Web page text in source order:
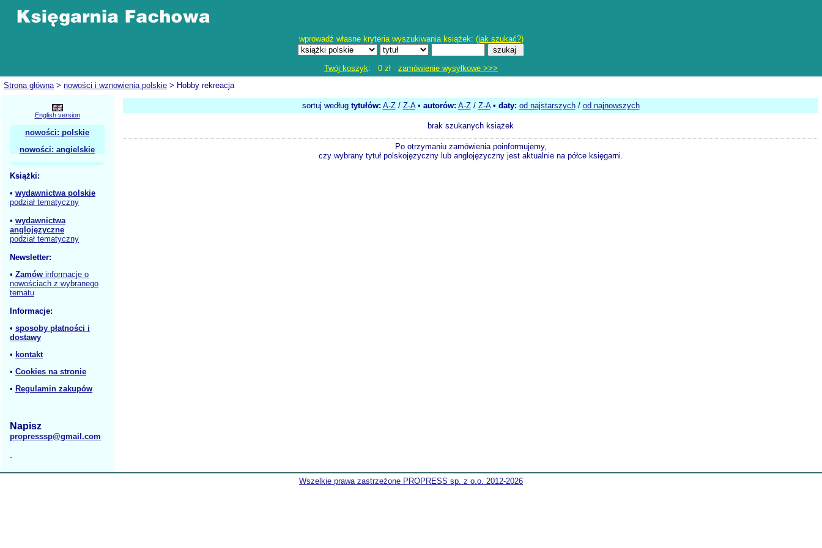
wprowadź własne kryteria wyszukiwania książek: (jak szukać?)
Twój koszyk: 0 zł zamówienie wysyłkowe >>>
Strona główna> nowości i wznowienia polskie > Hobby rekreacja
English version
nowości: polskie
nowości: angielskie
Książki:
• wydawnictwa polskie
podział tematyczny
• wydawnictwa
anglojęzyczne
podział tematyczny
Newsletter:
• Zamów informacje o
nowościach z wybranego
tematu
Informacje:
• sposoby płatności i
dostawy
• kontakt
• Cookies na stronie
• Regulamin zakupów
Napisz
propresssp@gmail.com
sortuj według tytułów: A-Z/ Z-A• autorów: A-Z/ Z-A• daty: od najstarszych/ od najnowszych
brak szukanych książek
Po otrzymaniu zamówienia poinformujemy,
czy wybrany tytuł polskojęzyczny lub anglojęzyczny jest aktualnie na półce księgarni.
Wszelkie prawa zastrzeżone PROPRESS sp. z o.o. 2012-2026